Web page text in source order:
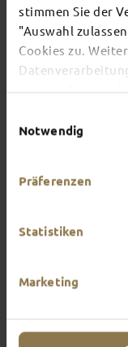
stimmen Sie der
"Auswahl
Cookies zu.
Notwendig
Präferenzen
Statistiken
Marketing
There's
whether it's
guided tour or
place to